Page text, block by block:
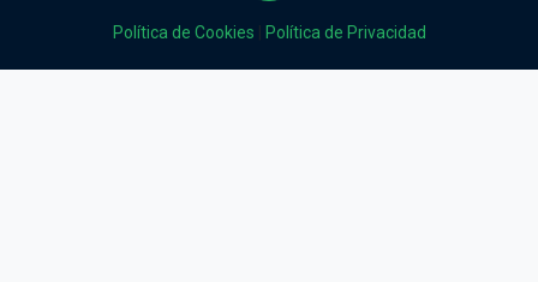
Política de Cookies Política de Privacidad